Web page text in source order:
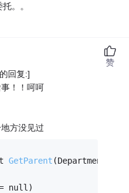
。。
回复:]
！！呵呵
方没见过
GetParent (Department t)
null)
赞